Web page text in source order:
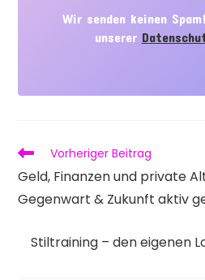
Wir senden keinen
unserer
Weitere
ansehen
Vorheriger Beitrag
Geld, Finanzen und private
Gegenwart & Zukunft aktiv
Stiltraining – den eigenen